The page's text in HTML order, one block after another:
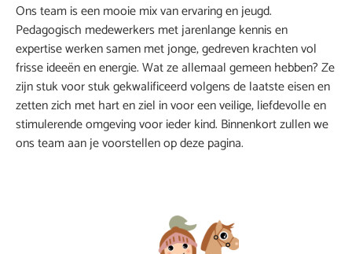
Ons team is een mooie mix van ervaring en jeugd.
Pedagogisch medewerkers met jarenlange kennis en
expertise werken samen met jonge, gedreven krachten vol
frisse ideeën en energie. Wat ze allemaal gemeen hebben? Ze
zijn stuk voor stuk gekwalificeerd volgens de laatste eisen en
zetten zich met hart en ziel in voor een veilige, liefdevolle en
stimulerende omgeving voor ieder kind. Binnenkort zullen we
ons team aan je voorstellen op deze pagina.